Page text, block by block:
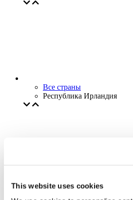
This website uses cookies
Все страны
Республика Ирландия